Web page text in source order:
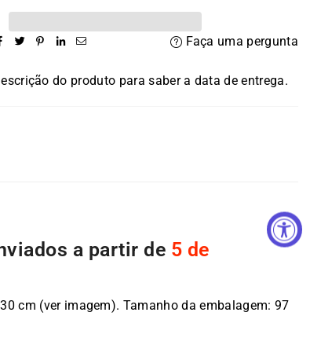
Faça uma pergunta
do produto para saber a data de entrega.
a partir de 5 de
cm (ver imagem). Tamanho da embalagem: 97